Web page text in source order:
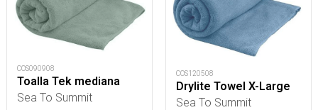
COS090908
Toalla Tek mediana
Sea To Summit
COS120508
Drylite Towel X-Large
Sea To Summit